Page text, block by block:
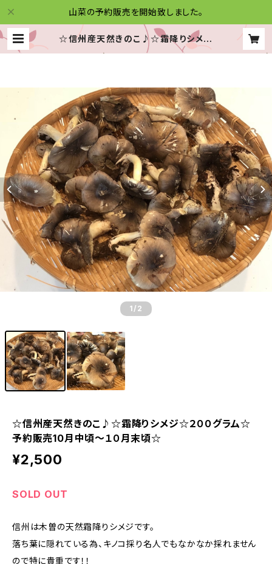
山菜の予約販売を開始致しました。
☆信州産天然きのこ♪☆霜降りシメジ
☆２００グラム☆予約販売10月中頃～
1 /2
☆信州産天然きのこ♪☆霜降りシメジ☆２００グラム☆
予約販売10月中頃～１０月末頃☆
¥2,500
SOLD OUT
信州は木曽の天然霜降りシメジです。
落ち葉に隠れている為、キノコ採り名人でもなかなか採れません
ので特に貴重です！！